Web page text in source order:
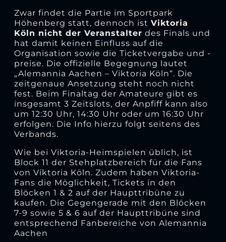
Zwar findet die Partie im Sportpark
Höhenberg statt, dennoch ist Viktoria
Köln nicht der Veranstalter des Finals und
hat damit keinen Einfluss auf die
Organisation sowie die Ticketvergabe und -
preise. Die offizielle Begegnung lautet
„Alemannia Aachen – Viktoria Köln“. Die
zeitgenaue Ansetzung steht noch nicht
fest. Beim Finaltag der Amateure gibt es
insgesamt 3 Zeitslots, der Anpfiff kann also
um 12:30 Uhr, 14:30 Uhr oder um 16:30 Uhr
erfolgen. Die Info hierzu folgt seitens des
Verbands.
Wie bei Viktoria-Heimspielen üblich, ist
Block 11 der Stehplatzbereich für die Fans
von Viktoria Köln. Zudem haben Viktoria-
Fans die Möglichkeit, Tickets in den
Blöcken 1 & 2 auf der Haupttribüne zu
kaufen. Die Gegengerade mit den Blöcken
7-9 sowie 5 & 6 auf der Haupttribüne sind
entsprechend Fanbereiche von Alemannia
Aachen